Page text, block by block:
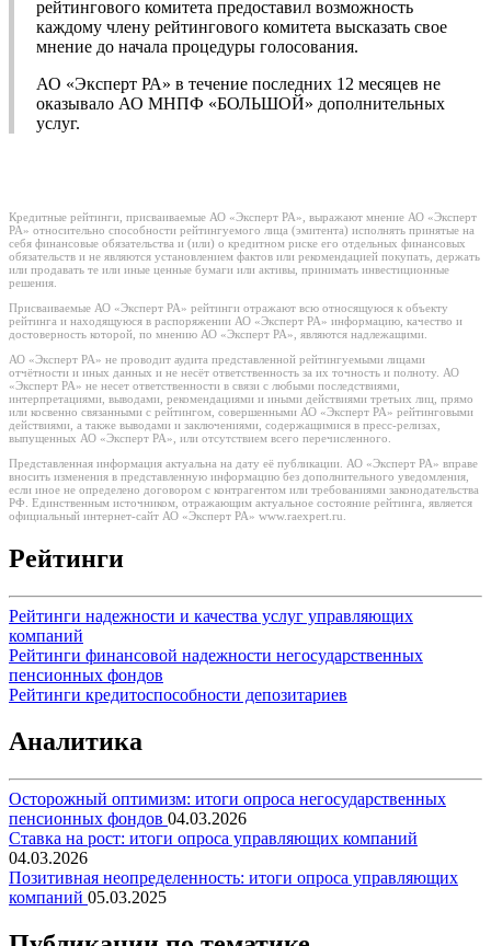
рейтингового комитета предоставил возможность
каждому члену рейтингового комитета высказать свое
мнение до начала процедуры голосования.
АО «Эксперт РА» в течение последних 12 месяцев не
оказывало АО МНПФ «БОЛЬШОЙ» дополнительных
услуг.
Кредитные рейтинги, присваиваемые АО «Эксперт РА», выражают мнение АО «Эксперт
РА» относительно способности рейтингуемого лица (эмитента) исполнять принятые на
себя финансовые обязательства и (или) о кредитном риске его отдельных финансовых
обязательств и не являются установлением фактов или рекомендацией покупать, держать
или продавать те или иные ценные бумаги или активы, принимать инвестиционные
решения.
Присваиваемые АО «Эксперт РА» рейтинги отражают всю относящуюся к объекту
рейтинга и находящуюся в распоряжении АО «Эксперт РА» информацию, качество и
достоверность которой, по мнению АО «Эксперт РА», являются надлежащими.
АО «Эксперт РА» не проводит аудита представленной рейтингуемыми лицами
отчётности и иных данных и не несёт ответственность за их точность и полноту. АО
«Эксперт РА» не несет ответственности в связи с любыми последствиями,
интерпретациями, выводами, рекомендациями и иными действиями третьих лиц, прямо
или косвенно связанными с рейтингом, совершенными АО «Эксперт РА» рейтинговыми
действиями, а также выводами и заключениями, содержащимися в пресс-релизах,
выпущенных АО «Эксперт РА», или отсутствием всего перечисленного.
Представленная информация актуальна на дату её публикации. АО «Эксперт РА» вправе
вносить изменения в представленную информацию без дополнительного уведомления,
если иное не определено договором с контрагентом или требованиями законодательства
РФ. Единственным источником, отражающим актуальное состояние рейтинга, является
официальный интернет-сайт АО «Эксперт РА» www.raexpert.ru.
Рейтинги
Рейтинги надежности и качества услуг управляющих
компаний
Рейтинги финансовой надежности негосударственных
пенсионных фондов
Рейтинги кредитоспособности депозитариев
Аналитика
Осторожный оптимизм: итоги опроса негосударственных
пенсионных фондов 04.03.2026
Ставка на рост: итоги опроса управляющих компаний
04.03.2026
Позитивная неопределенность: итоги опроса управляющих
компаний 05.03.2025